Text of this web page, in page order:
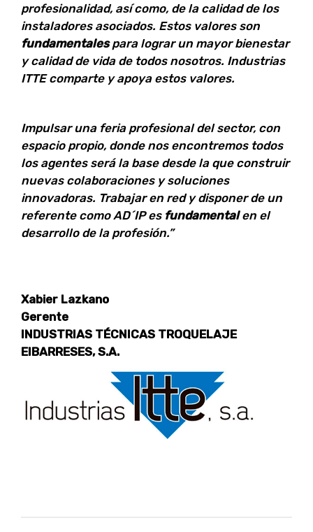
profesionalidad, así como, de la calidad de los
instaladores asociados. Estos valores son
fundamentalespara lograr un mayor bienestar
y calidad de vida de todos nosotros. Industrias
ITTE comparte y apoya estos valores.
Impulsar una feria profesional del sector, con
espacio propio, donde nos encontremos todos
los agentes será la base desde la que construir
nuevas colaboraciones y soluciones
innovadoras. Trabajar en red y disponer de un
referente como AD´IP es fundamentalen el
desarrollo de la profesión.”
Xabier Lazkano
Gerente
INDUSTRIAS TÉCNICAS TROQUELAJE
EIBARRESES, S.A.